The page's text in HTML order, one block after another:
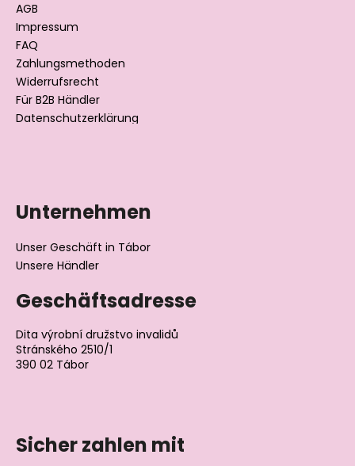
AGB
Impressum
FAQ
Zahlungsmethoden
Widerrufsrecht
Für B2B Händler
Datenschutzerklärung
Unternehmen
Unser Geschäft in Tábor
Unsere Händler
Geschäftsadresse
Dita výrobní družstvo invalidů
Stránského 2510/1
390 02 Tábor
Sicher zahlen mit